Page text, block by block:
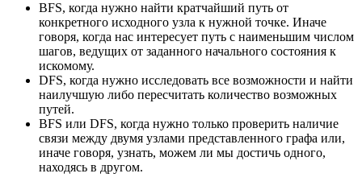
BFS, когда нужно найти кратчайший путь от
конкретного исходного узла к нужной точке. Иначе
говоря, когда нас интересует путь с наименьшим числом
шагов, ведущих от заданного начального состояния к
искомому.
DFS, когда нужно исследовать все возможности и найти
наилучшую либо пересчитать количество возможных
путей.
BFS или DFS, когда нужно только проверить наличие
связи между двумя узлами представленного графа или,
иначе говоря, узнать, можем ли мы достичь одного,
находясь в другом.